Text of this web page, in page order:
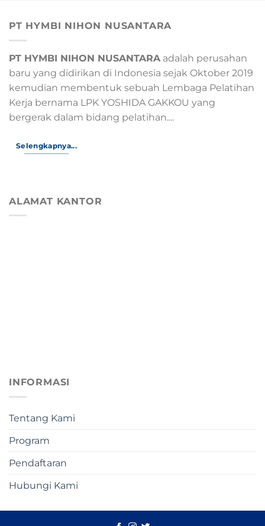
PT HYMBI NIHON NUSANTARA
PT HYMBI NIHON NUSANTARAadalah perusahan
baru yang didirikan di Indonesia sejak Oktober 2019
kemudian membentuk sebuah Lembaga Pelatihan
Kerja bernama LPK YOSHIDA GAKKOU yang
bergerak dalam bidang pelatihan....
Selengkapnya...
ALAMAT KANTOR
INFORMASI
Tentang Kami
Program
Pendaftaran
Hubungi Kami